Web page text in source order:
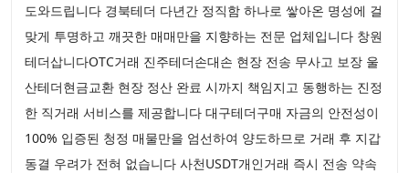
도와드립니다 경북테더 다년간 정직함 하나로 쌓아온 명성에 걸
맞게 투명하고 깨끗한 매매만을 지향하는 전문 업체입니다 창원
테더삽니다OTC거래 진주테더손대손 현장 전송 무사고 보장 울
산테더현금교환 현장 정산 완료 시까지 책임지고 동행하는 진정
한 직거래 서비스를 제공합니다 대구테더구매 자금의 안전성이
100% 입증된 청정 매물만을 엄선하여 양도하므로 거래 후 지갑
동결 우려가 전혀 없습니다 사천USDT개인거래 즉시 전송 약속